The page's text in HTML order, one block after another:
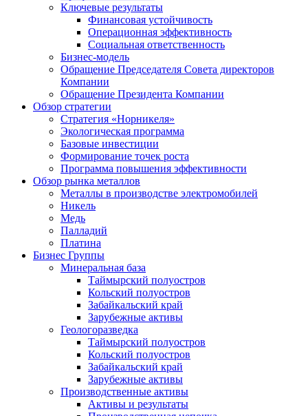
Ключевые результаты
Финансовая устойчивость
Операционная эффективность
Социальная ответственность
Бизнес-модель
Обращение Председателя Совета директоров
Компании
Обращение Президента Компании
Обзор стратегии
Стратегия «Норникеля»
Экологическая программа
Базовые инвестиции
Формирование точек роста
Программа повышения эффективности
Обзор рынка металлов
Металлы в производстве электромобилей
Никель
Медь
Палладий
Платина
Бизнес Группы
Минеральная база
Таймырский полуостров
Кольский полуостров
Забайкальский край
Зарубежные активы
Геологоразведка
Таймырский полуостров
Кольский полуостров
Забайкальский край
Зарубежные активы
Производственные активы
Активы и результаты